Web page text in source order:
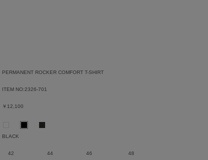
PERMANENT ROCKER COMFORT T-SHIRT
ITEM NO:2326-701
￥12,100
BLACK
42
44
46
48